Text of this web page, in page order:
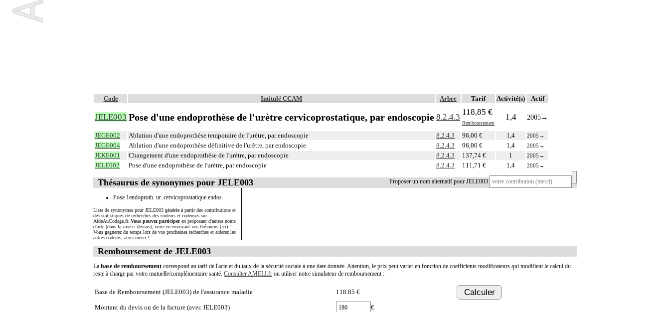
Code Intitulé CCAM Arbre Tarif Activité(s) Actif
JELE003 Pose d'une endoprothèse de l'urètre cervicoprostatique, par endoscopie 8.2.4.3
118,85 €
Remboursement
1,4 2005→
JEGE002 Ablation d'une endoprothèse temporaire de l'urètre, par endoscopie 8.2.4.3 96,00 € 1,4 2005 →
JEGE004 Ablation d'une endoprothèse définitive de l'urètre, par endoscopie 8.2.4.3 96,00 € 1,4 2005 →
JEKE001 Changement d'une endoprothèse de l'urètre, par endoscopie 8.2.4.3 137,74 € 1 2005 →
JELE002 Pose d'une endoprothèse de l'urètre, par endoscopie 8.2.4.3 111,71 € 1,4 2005 →
Proposer un nom alternatif pour JELE003
Thésaurus de synonymes pour JELE003
Pose 1endoproth. ur. cervicoprostatique endos.
Liste de synonymes pour JELE003 générée à partir des contributions et
des statistiques de recherches des codeurs et codeuses sur
AideAuCodage.fr. Vous pouvez participeren proposant d'autres noms
d'acte (dans la case ci-dessus), voire en envoyant vos thésaurus (ici) !
Vous gagnerez du temps lors de vos prochaines recherches et aiderez les
autres codeurs, alors merci !
Remboursement de JELE003
La base de remboursement correspond au tarif de l'acte et du taux de la sécurité sociale à une date donnée. Attention, le prix peut varier en fonction de coefficients modificateurs qui modifient le calcul du
reste à charge par votre mutuelle/complémentaire santé. Consulter AMELI.fr ou utiliser notre simulateur de remboursement :
Base de Remboursement (JELE003) de l'assurance maladie 118.85 € Calculer
Montant du devis ou de la facture (avec JELE003)
€